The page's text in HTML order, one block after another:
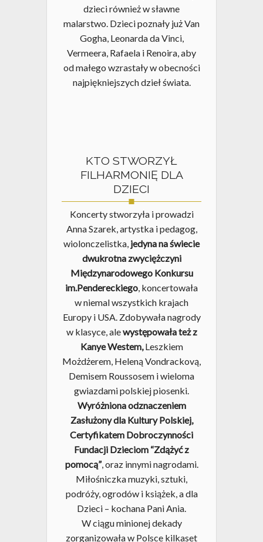
dzieci również w sławne
malarstwo. Dzieci poznały już Van
Gogha, Leonarda da Vinci,
Vermeera, Rafaela i Renoira, aby
od małego wzrastały w obecności
najpiękniejszych dzieł świata.
KTO STWORZYŁ
FILHARMONIĘ DLA
DZIECI
Koncerty stworzyła i prowadzi
Anna Szarek, artystka i pedagog,
wiolonczelistka, jedyna na świecie
dwukrotna zwyciężczyni
Międzynarodowego Konkursu
im.Pendereckiego, koncertowała
w niemal wszystkich krajach
Europy i USA. Zdobywała nagrody
w klasyce, alewystępowała też z
Kanye Westem,Leszkiem
Możdżerem, Heleną Vondrackovą,
Demisem Roussosem i wieloma
gwiazdami polskiej piosenki.
Wyróżniona odznaczeniem
Zasłużony dla Kultury Polskiej,
Certyfikatem Dobroczynności
Fundacji Dzieciom “Zdążyć z
pomocą”, oraz innymi nagrodami.
Miłośniczka muzyki, sztuki,
podróży, ogrodów i książek, a dla
Dzieci – kochana Pani Ania.
W ciągu minionej dekady
zorganizowała w Polsce kilkaset